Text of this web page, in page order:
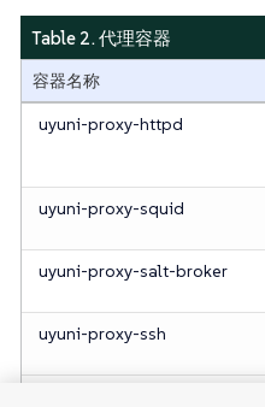
Table 2. 代理容器
容器名称
uyuni-proxy-httpd
uyuni-proxy-squid
uyuni-proxy-salt-broker
uyuni-proxy-ssh